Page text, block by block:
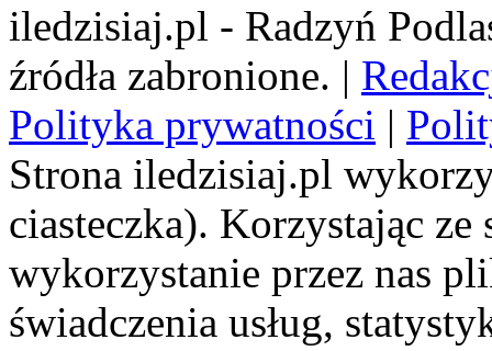
iledzisiaj.pl - Radzyń
źródła zabronione. |
Polityka prywatności |
Strona iledzisiaj.pl
ciasteczka). Korzystając
wykorzystanie przez nas
świadczenia usług,